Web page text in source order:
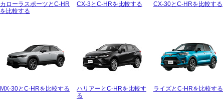
カローラスポーツとC-HR
を比較する
CX-3とC-HRを比較する CX-30とC-HRを比較する
MX-30とC-HRを比較する
ハリアーとC-HRを比較す
る
ライズとC-HRを比較する